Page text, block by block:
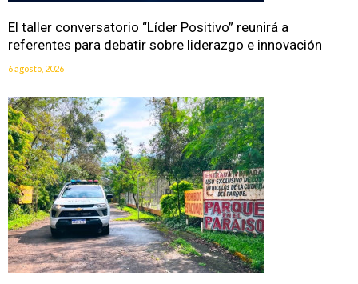
El taller conversatorio “Líder Positivo” reunirá a
referentes para debatir sobre liderazgo e innovación
6 agosto, 2026